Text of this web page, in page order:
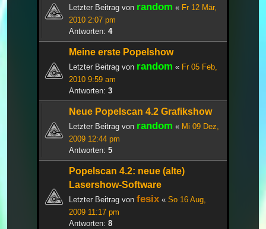
Letzter Beitrag von random « Fr 12 Mär,
2010 2:07 pm
Antworten: 4
Meine erste Popelshow
Letzter Beitrag von random « Fr 05 Feb,
2010 9:59 am
Antworten: 3
Neue Popelscan 4.2 Grafikshow
Letzter Beitrag von random « Mi 09 Dez,
2009 12:44 pm
Antworten: 5
Popelscan 4.2: neue (alte)
Lasershow-Software
Letzter Beitrag von fesix « So 16 Aug,
2009 11:17 pm
Antworten: 8